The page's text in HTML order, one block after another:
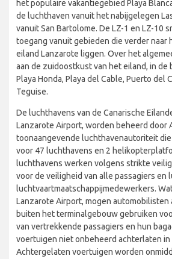
het populaire vakantiegebied Playa
de luchthaven vanuit het nabijgelegen
vanuit San Bartolome. De LZ-1 en LZ-10
toegang vanuit gebieden die verder naar
eiland Lanzarote liggen. Over het
aan de zuidoostkust van het eiland, in de
Playa Honda, Playa del Cable, Puerto del
Teguise.
De luchthavens van de Canarische
Lanzarote Airport, worden beheerd door
toonaangevende luchthavenautoriteit
voor 47 luchthavens en 2
luchthavens werken volgens strikte
voor de veiligheid van alle passagiers en
luchtvaartmaatschappijmedewerkers.
Lanzarote Airport, mogen automobilisten
buiten het terminalgebouw gebruiken
van vertrekkende passagiers en hun
voertuigen niet onbeheerd achterlaten in
Achtergelaten voertuigen worden